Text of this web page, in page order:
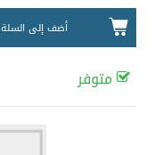
أضف إلى السلة
متوفر